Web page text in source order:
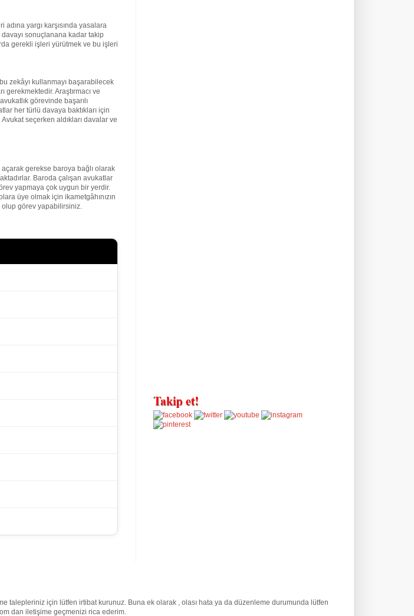
yargı karşısında yasalara
sonuçlanana kadar takip
gerekli işleri yürütmek ve bu işleri
zekâyı kullanmayı başarabilecek
gerekmektedir. Araştırmacı ve
görevinde başarılı
her türlü davaya baktıkları için
seçerken aldıkları davalar ve
gerekse baroya bağlı olarak
Baroda çalışan avukatlar
yapmaya çok uygun bir yerdir.
üye olmak için ikametgâhınızın
olup görev yapabilirsiniz.
talepleriniz için lütfen irtibat kurunuz. Buna ek olarak , olası hata ya da düzenleme durumunda lütfen
dan iletişime geçmenizi rica ederim.